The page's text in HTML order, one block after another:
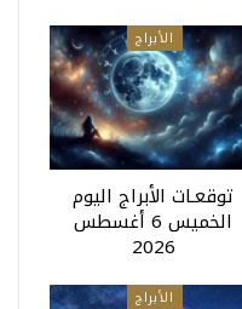
الأبراج
توقعـات الأبراج اليوم
الخميس 6 أغسطس
2026
الأبراج